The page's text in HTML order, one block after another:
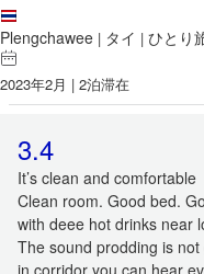
Plengchawee | タイ | ひとり
2023年2月 | 2泊滞在
3.4
It’s clean and comfortable
Clean room. Good bed.
with deee hot drinks near
The sound prodding is
in corridor you can hear